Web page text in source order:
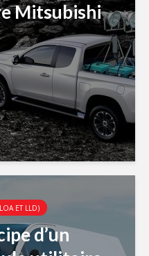
Mitsubishi
ET LLD)
d’un